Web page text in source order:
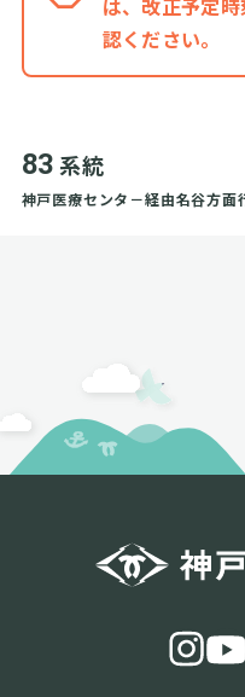
は、改正予定
認ください。
83 系統
神戸医療センタ－経由名谷方面